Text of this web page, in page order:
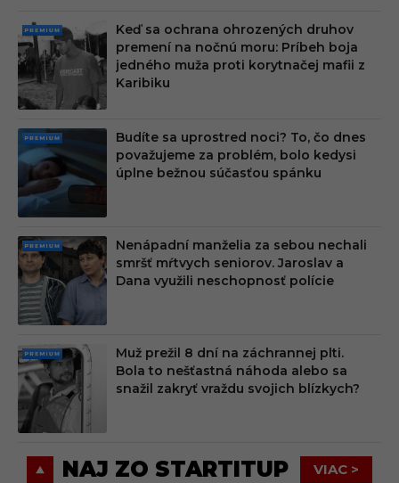
PRE
MIU
M
Keď sa ochrana ohrozených druhov
premení na nočnú moru: Príbeh boja
jedného muža proti korytnačej mafii z
Karibiku
PRE
MIU
M
Budíte sa uprostred noci? To, čo dnes
považujeme za problém, bolo kedysi
úplne bežnou súčasťou spánku
PRE
MIU
M
Nenápadní manželia za sebou nechali
smršť mŕtvych seniorov. Jaroslav a
Dana využili neschopnosť polície
PRE
MIU
M
Muž prežil 8 dní na záchrannej plti.
Bola to nešťastná náhoda alebo sa
snažil zakryť vraždu svojich blízkych?
NAJ ZO STARTITUP VIAC >